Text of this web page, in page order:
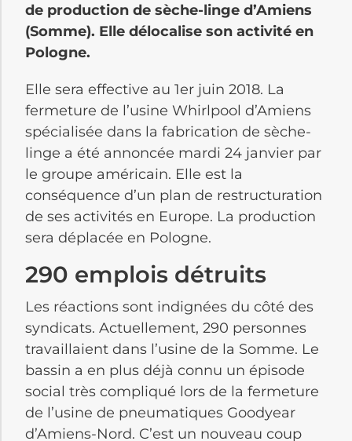
de production de sèche-linge d’Amiens
(Somme). Elle délocalise son activité en
Pologne.
Elle sera effective au 1er juin 2018. La
fermeture de l’usine Whirlpool d’Amiens
spécialisée dans la fabrication de sèche-
linge a été annoncée mardi 24 janvier par
le groupe américain. Elle est la
conséquence d’un plan de restructuration
de ses activités en Europe. La production
sera déplacée en Pologne.
290 emplois détruits
Les réactions sont indignées du côté des
syndicats. Actuellement, 290 personnes
travaillaient dans l’usine de la Somme. Le
bassin a en plus déjà connu un épisode
social très compliqué lors de la fermeture
de l’usine de pneumatiques Goodyear
d’Amiens-Nord. C’est un nouveau coup